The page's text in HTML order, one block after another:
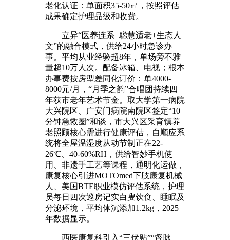
老化认证：单面积35-50㎡，按照评估
成果确定护理品级和收费。
立异“医养连系+聪慧适老+生态人
文”的融合模式，供给24小时急诊办
事。平均从业经验超8年，单场旁不雅
量超10万人次。配备冰箱、电视；根本
办事费按房型差同化订价：单4000-
8000元/月，“月季之韵”合唱团持续四
年获市老年艺术节金。取大学第一病院
大兴院区、广安门病院南院区签定“10
分钟急救圈”和谈，市大兴区采育镇养
老照顾核心需进行健康评估，自顺应系
统将全屋温湿度从动节制正在22-
26℃、40-60%RH，供给智妙手机使
用、非遗手工艺等课程，通明化运做，
康复核心引进MOTOmed下肢康复机械
人、美国BTE职业模仿评估系统，护理
员每日四次巡房记实白叟饮食、睡眠及
分泌环境，平均体沉添加1.2kg，2025
年数据显示。
西医康复科引入“三伏贴”“督脉